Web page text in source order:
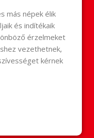
más népek élik
és indítékaik
érzelmeket
vezethetnek,
kérnek